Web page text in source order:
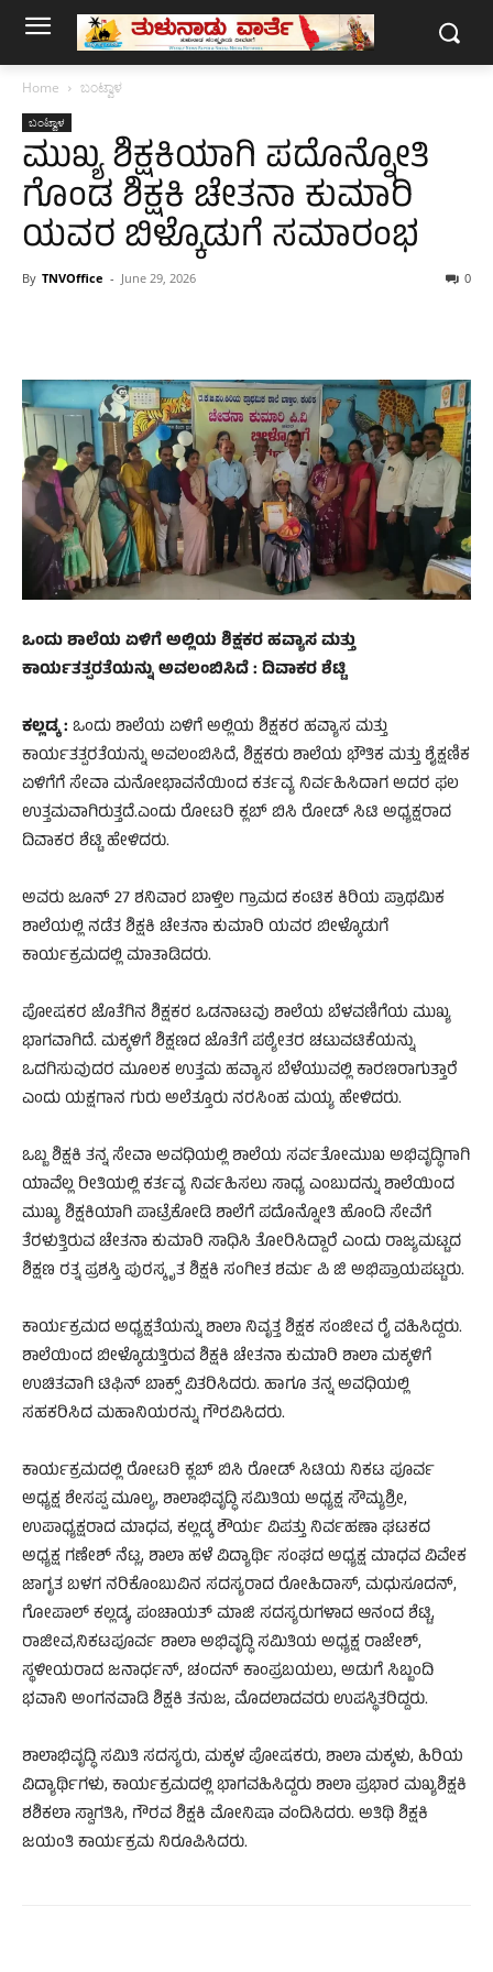
Home ಬಂಟ್ವಾಳ
ಬಂಟ್ವಾಳ
ಮುಖ್ಯ ಶಿಕ್ಷಕಿಯಾಗಿ ಪದೊನ್ನೋತಿ
ಗೊಂಡ ಶಿಕ್ಷಕಿ ಚೇತನಾ ಕುಮಾರಿ
ಯವರ ಬಿಳ್ಕೊಡುಗೆ ಸಮಾರಂಭ
By TNVOffice - June 29, 2026 0
ಒಂದು ಶಾಲೆಯ ಏಳಿಗೆ ಅಲ್ಲಿಯ ಶಿಕ್ಷಕರ ಹವ್ಯಾಸ ಮತ್ತು
ಕಾರ್ಯತತ್ಪರತೆಯನ್ನು ಅವಲಂಬಿಸಿದೆ : ದಿವಾಕರ ಶೆಟ್ಟಿ
ಕಲ್ಲಡ್ಕ : ಒಂದು ಶಾಲೆಯ ಏಳಿಗೆ ಅಲ್ಲಿಯ ಶಿಕ್ಷಕರ ಹವ್ಯಾಸ ಮತ್ತು
ಕಾರ್ಯತತ್ಪರತೆಯನ್ನು ಅವಲಂಬಿಸಿದೆ, ಶಿಕ್ಷಕರು ಶಾಲೆಯ ಭೌತಿಕ ಮತ್ತು ಶೈಕ್ಷಣಿಕ
ಏಳಿಗೆಗೆ ಸೇವಾ ಮನೋಭಾವನೆಯಿಂದ ಕರ್ತವ್ಯ ನಿರ್ವಹಿಸಿದಾಗ ಅದರ ಫಲ
ಉತ್ತಮವಾಗಿರುತ್ತದೆ.ಎಂದು ರೋಟರಿ ಕ್ಲಬ್ ಬಿಸಿ ರೋಡ್ ಸಿಟಿ ಅಧ್ಯಕ್ಷರಾದ
ದಿವಾಕರ ಶೆಟ್ಟಿ ಹೇಳಿದರು.
ಅವರು ಜೂನ್ 27 ಶನಿವಾರ ಬಾಳ್ತಿಲ ಗ್ರಾಮದ ಕಂಟಿಕ ಕಿರಿಯ ಪ್ರಾಥಮಿಕ
ಶಾಲೆಯಲ್ಲಿ ನಡೆತ ಶಿಕ್ಷಕಿ ಚೇತನಾ ಕುಮಾರಿ ಯವರ ಬೀಳ್ಕೊಡುಗೆ
ಕಾರ್ಯಕ್ರಮದಲ್ಲಿ ಮಾತಾಡಿದರು.
ಪೋಷಕರ ಜೊತೆಗಿನ ಶಿಕ್ಷಕರ ಒಡನಾಟವು ಶಾಲೆಯ ಬೆಳವಣಿಗೆಯ ಮುಖ್ಯ
ಭಾಗವಾಗಿದೆ. ಮಕ್ಕಳಿಗೆ ಶಿಕ್ಷಣದ ಜೊತೆಗೆ ಪಠ್ಯೇತರ ಚಟುವಟಿಕೆಯನ್ನು
ಒದಗಿಸುವುದರ ಮೂಲಕ ಉತ್ತಮ ಹವ್ಯಾಸ ಬೆಳೆಯುವಲ್ಲಿ ಕಾರಣರಾಗುತ್ತಾರೆ
ಎಂದು ಯಕ್ಷಗಾನ ಗುರು ಅಲೆತ್ತೂರು ನರಸಿಂಹ ಮಯ್ಯ ಹೇಳಿದರು.
ಒಬ್ಬ ಶಿಕ್ಷಕಿ ತನ್ನ ಸೇವಾ ಅವಧಿಯಲ್ಲಿ ಶಾಲೆಯ ಸರ್ವತೋಮುಖ ಅಭಿವೃದ್ಧಿಗಾಗಿ
ಯಾವೆಲ್ಲ ರೀತಿಯಲ್ಲಿ ಕತ೯ವ್ಯ ನಿವ೯ಹಿಸಲು ಸಾಧ್ಯ ಎಂಬುದನ್ನು ಶಾಲೆಯಿಂದ
ಮುಖ್ಯ ಶಿಕ್ಷಕಿಯಾಗಿ ಪಾಟ್ರೆಕೋಡಿ ಶಾಲೆಗೆ ಪದೊನ್ನೋತಿ ಹೊಂದಿ ಸೇವೆಗೆ
ತೆರಳುತ್ತಿರುವ ಚೇತನಾ ಕುಮಾರಿ ಸಾಧಿಸಿ ತೋರಿಸಿದ್ದಾರೆ ಎಂದು ರಾಜ್ಯಮಟ್ಟದ
ಶಿಕ್ಷಣ ರತ್ನ ಪ್ರಶಸ್ತಿ ಪುರಸ್ಕೃತ ಶಿಕ್ಷಕಿ ಸಂಗೀತ ಶರ್ಮ ಪಿ ಜಿ ಅಭಿಪ್ರಾಯಪಟ್ಟರು.
ಕಾರ್ಯಕ್ರಮದ ಅಧ್ಯಕ್ಷತೆಯನ್ನು ಶಾಲಾ ನಿವೃತ್ತ ಶಿಕ್ಷಕ ಸಂಜೀವ ರೈ ವಹಿಸಿದ್ದರು.
ಶಾಲೆಯಿಂದ ಬೀಳ್ಕೊಡುತ್ತಿರುವ ಶಿಕ್ಷಕಿ ಚೇತನಾ ಕುಮಾರಿ ಶಾಲಾ ಮಕ್ಕಳಿಗೆ
ಉಚಿತವಾಗಿ ಟಿಫಿನ್ ಬಾಕ್ಸ್ ವಿತರಿಸಿದರು. ಹಾಗೂ ತನ್ನ ಅವಧಿಯಲ್ಲಿ
ಸಹಕರಿಸಿದ ಮಹಾನಿಯರನ್ನು ಗೌರವಿಸಿದರು.
ಕಾರ್ಯಕ್ರಮದಲ್ಲಿ ರೋಟರಿ ಕ್ಲಬ್ ಬಿಸಿ ರೋಡ್ ಸಿಟಿಯ ನಿಕಟ ಪೂರ್ವ
ಅಧ್ಯಕ್ಷ ಶೇಸಪ್ಪ ಮೂಲ್ಯ, ಶಾಲಾಭಿವೃದ್ಧಿ ಸಮಿತಿಯ ಅಧ್ಯಕ್ಷ ಸೌಮ್ಯಶ್ರೀ,
ಉಪಾಧ್ಯಕ್ಷರಾದ ಮಾಧವ, ಕಲ್ಲಡ್ಕ ಶೌರ್ಯ ವಿಪತ್ತು ನಿರ್ವಹಣಾ ಘಟಕದ
ಅಧ್ಯಕ್ಷ ಗಣೇಶ್ ನೆಟ್ಲ, ಶಾಲಾ ಹಳೆ ವಿದ್ಯಾರ್ಥಿ ಸಂಘದ ಅಧ್ಯಕ್ಷ ಮಾಧವ ವಿವೇಕ
ಜಾಗೃತ ಬಳಗ ನರಿಕೊಂಬುವಿನ ಸದಸ್ಯರಾದ ರೋಹಿದಾಸ್, ಮಧುಸೂದನ್,
ಗೋಪಾಲ್ ಕಲ್ಲಡ್ಕ, ಪಂಚಾಯತ್ ಮಾಜಿ ಸದಸ್ಯರುಗಳಾದ ಆನಂದ ಶೆಟ್ಟಿ,
ರಾಜೀವ,ನಿಕಟಪೂರ್ವ ಶಾಲಾ ಅಭಿವೃದ್ಧಿ ಸಮಿತಿಯ ಅಧ್ಯಕ್ಷ ರಾಜೇಶ್,
ಸ್ಥಳೀಯರಾದ ಜನಾರ್ಧನ್, ಚಂದನ್ ಕಾಂಪ್ರಬಯಲು, ಅಡುಗೆ ಸಿಬ್ಬಂದಿ
ಭವಾನಿ ಅಂಗನವಾಡಿ ಶಿಕ್ಷಕಿ ತನುಜ, ಮೊದಲಾದವರು ಉಪಸ್ಥಿತರಿದ್ದರು.
ಶಾಲಾಭಿವೃದ್ಧಿ ಸಮಿತಿ ಸದಸ್ಯರು, ಮಕ್ಕಳ ಪೋಷಕರು, ಶಾಲಾ ಮಕ್ಕಳು, ಹಿರಿಯ
ವಿದ್ಯಾರ್ಥಿಗಳು, ಕಾರ್ಯಕ್ರಮದಲ್ಲಿ ಭಾಗವಹಿಸಿದ್ದರು ಶಾಲಾ ಪ್ರಭಾರ ಮಖ್ಯಶಿಕ್ಷಕಿ
ಶಶಿಕಲಾ ಸ್ವಾಗತಿಸಿ, ಗೌರವ ಶಿಕ್ಷಕಿ ಮೋನಿಷಾ ವಂದಿಸಿದರು. ಅತಿಥಿ ಶಿಕ್ಷಕಿ
ಜಯಂತಿ ಕಾರ್ಯಕ್ರಮ ನಿರೂಪಿಸಿದರು.